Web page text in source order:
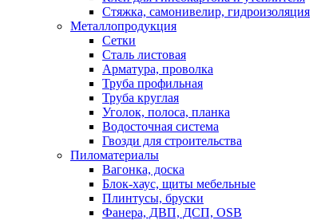
Стяжка, самонивелир, гидроизоляция
Металлопродукция
Сетки
Сталь листовая
Арматура, проволка
Труба профильная
Труба круглая
Уголок, полоса, планка
Водосточная система
Гвозди для строительства
Пиломатериалы
Вагонка, доска
Блок-хаус, щиты мебельные
Плинтусы, бруски
Фанера, ДВП, ДСП, OSB